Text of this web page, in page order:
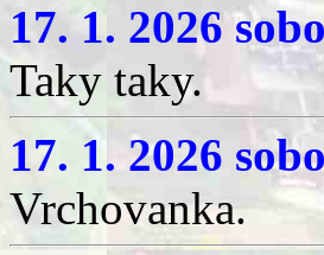
17. 1. 2026
Taky taky.
17. 1. 2026
Vrchovanka.